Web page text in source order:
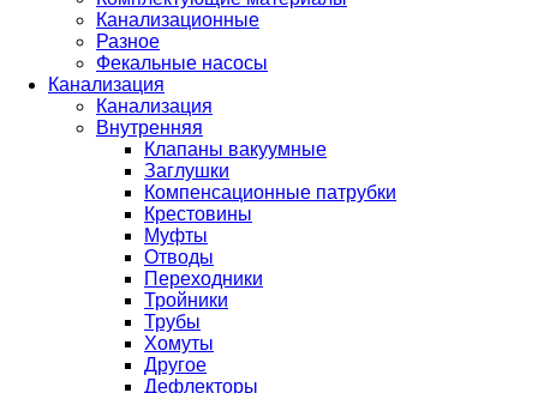
Канализационные
Разное
Фекальные насосы
Канализация
Канализация
Внутренняя
Клапаны вакуумные
Заглушки
Компенсационные патрубки
Крестовины
Муфты
Отводы
Переходники
Тройники
Трубы
Хомуты
Другое
Дефлекторы